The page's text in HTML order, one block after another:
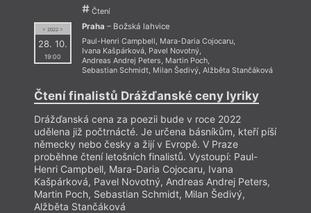
= 2022 =
28. 10.
19:00
Čtení
Praha – Božská lahvice
Paul-Henri Campbell, Mara-Daria Cojocaru,
Ivana Kašpárková, Pavel Novotný,
Andreas Andrej Peters, Martin Poch,
Sebastian Schmidt, Milan Šedivý, Alžběta Stančáková
Čtení finalistů Drážďanské ceny lyriky
Drážďanská cena za poezii bude v roce 2022
udělena již počtrnácté. Je určena básníkům, kteří píší
německy nebo česky a žijí v Evropě. V Praze
proběhne čtení letošních finalistů. Vystoupí: Paul-
Henri Campbell, Mara-Daria Cojocaru, Ivana
Kašpárková, Pavel Novotný, Andreas Andrej Peters,
Martin Poch, Sebastian Schmidt, Milan Šedivý,
Alžběta Stančáková